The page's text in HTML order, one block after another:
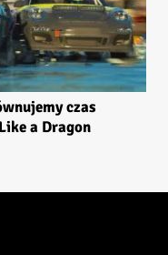
czas
a Dragon